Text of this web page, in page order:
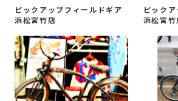
ピックアップフィールドギア
浜松宮竹店
ピック
浜松宮竹